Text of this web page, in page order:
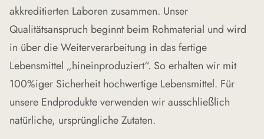
akkreditierten Laboren zusammen. Unser
Qualitätsanspruch beginnt beim Rohmaterial und wird
in über die Weiterverarbeitung in das fertige
Lebensmittel „hineinproduziert“. So erhalten wir mit
100%iger Sicherheit hochwertige Lebensmittel. Für
unsere Endprodukte verwenden wir ausschließlich
natürliche, ursprüngliche Zutaten.